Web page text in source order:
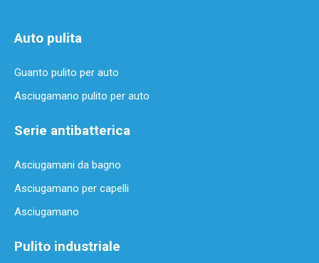
Auto pulita
Guanto pulito per auto
Asciugamano pulito per auto
Serie antibatterica
Asciugamani da bagno
Asciugamano per capelli
Asciugamano
Pulito industriale